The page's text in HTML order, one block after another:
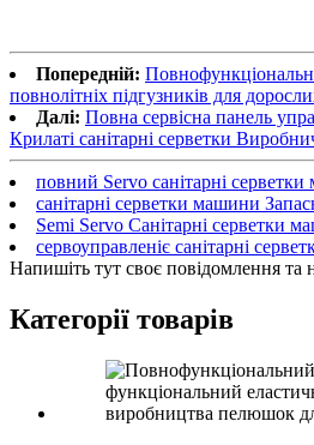
Попередній:
повнолітніх підгузників для
Далі: Повна сервісна панель
Крилаті санітарні серветки
повний Servo санітарні
санітарні серветки машини
Semi Servo Санітарні серветки
сервоуправленіє санітарні
Напишіть тут своє повідомлення та
Категорії товарів